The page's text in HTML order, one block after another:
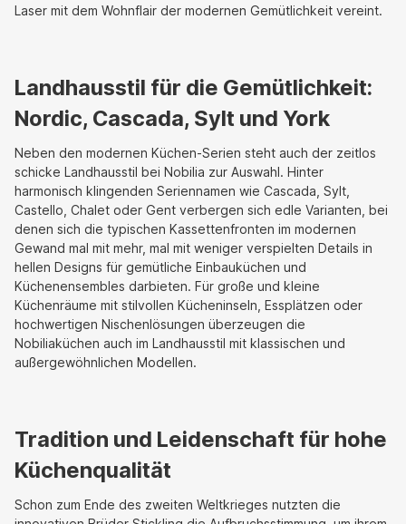
Laser mit dem Wohnflair der modernen Gemütlichkeit vereint.
Landhausstil für die Gemütlichkeit:
Nordic, Cascada, Sylt und York
Neben den modernen Küchen-Serien steht auch der zeitlos
schicke Landhausstil bei Nobilia zur Auswahl. Hinter
harmonisch klingenden Seriennamen wie Cascada, Sylt,
Castello, Chalet oder Gent verbergen sich edle Varianten, bei
denen sich die typischen Kassettenfronten im modernen
Gewand mal mit mehr, mal mit weniger verspielten Details in
hellen Designs für gemütliche Einbauküchen und
Küchenensembles darbieten. Für große und kleine
Küchenräume mit stilvollen Kücheninseln, Essplätzen oder
hochwertigen Nischenlösungen überzeugen die
Nobiliaküchen auch im Landhausstil mit klassischen und
außergewöhnlichen Modellen.
Tradition und Leidenschaft für hohe
Küchenqualität
Schon zum Ende des zweiten Weltkrieges nutzten die